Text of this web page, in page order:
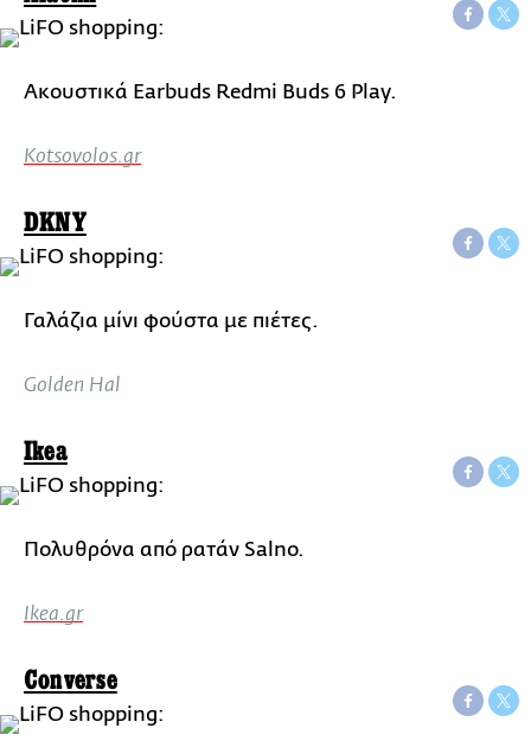
Ακουστικά Earbuds Redmi Buds 6 Play.
Kotsovolos.gr
DKNY
Γαλάζια μίνι φούστα με πιέτες.
Golden Hal
Ikea
Πολυθρόνα από ρατάν Salno.
Ikea.gr
Converse